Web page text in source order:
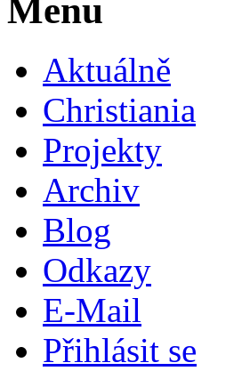
Menu
Aktuálně
Christiania
Projekty
Archiv
Blog
Odkazy
E-Mail
Přihlásit se